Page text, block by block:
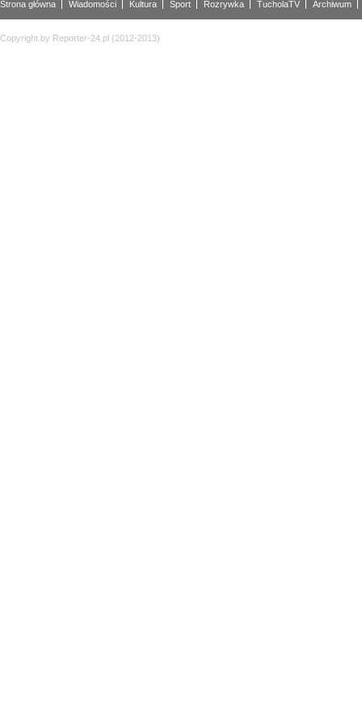
Strona główna Wiadomości Kultura Sport Rozrywka TucholaTV Archiwum
Copyright by Reporter-24.pl (2012-2013)